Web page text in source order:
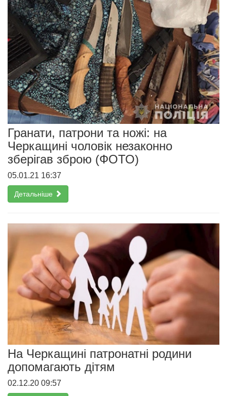
Гранати, патрони та ножі: на
Черкащині чоловік незаконно
зберігав зброю (ФОТО)
05.01.21 16:37
Детальніше
На Черкащині патронатні родини
допомагають дітям
02.12.20 09:57